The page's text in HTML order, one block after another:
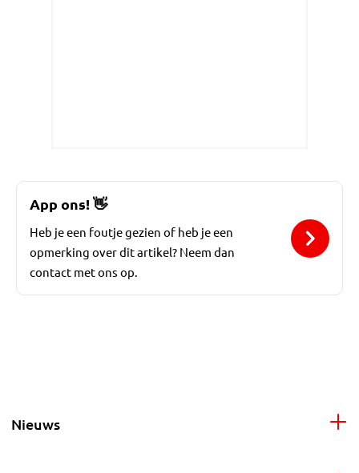
App ons!👋
Heb je een foutje gezien of heb je een
opmerking over dit artikel? Neem dan
contact met ons op.
Nieuws